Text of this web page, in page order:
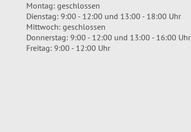
Montag: geschlossen
Dienstag: 9:00 - 12:00 und 13:00 - 18:00 Uhr
Mittwoch: geschlossen
Donnerstag: 9:00 - 12:00 und 13:00 - 16:00 Uhr
Freitag: 9:00 - 12:00 Uhr